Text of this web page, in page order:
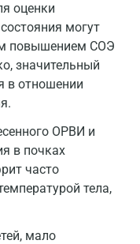
оценки
могут
повышением СОЭ
значительный
в отношении
ОРВИ и
в почках
часто
тела,
мало